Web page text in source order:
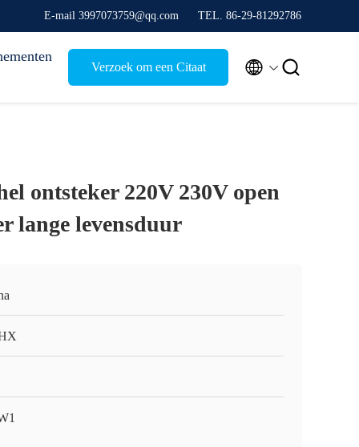
E-mail 3997073759@qq.com TEL. 86-29-81292786
Verzoek om een Citaat  
ontsteker 220V 230V open
lange levensduur